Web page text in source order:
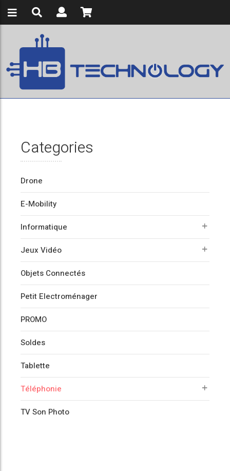
Categories
Drone
E-Mobility
Informatique
Jeux Vidéo
Objets Connectés
Petit Electroménager
PROMO
Soldes
Tablette
Téléphonie
TV Son Photo